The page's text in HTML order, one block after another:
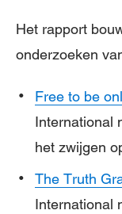
Het rapport
onderzoeken
Free to be
International
het zwijgen
The Truth
International